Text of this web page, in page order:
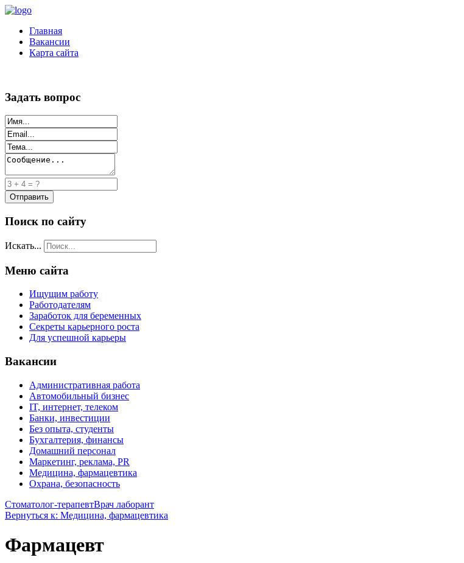
Главная
Вакансии
Карта сайта
Задать вопрос
Поиск по сайту
Искать...
Меню сайта
Ищущим работу
Работодателям
Заработок для беременных
Секреты карьерного роста
Для успешной карьеры
Вакансии
Административная работа
Автомобильный бизнес
IT, интернет, телеком
Банки, инвестиции
Без опыта, студенты
Бухгалтерия, финансы
Домашний персонал
Маркетинг, реклама, PR
Медицина, фармацевтика
Охрана, безопасность
Стоматолог-терапевтВрач лаборант
Вернуться к: Медицина, фармацевтика
Фармацевт